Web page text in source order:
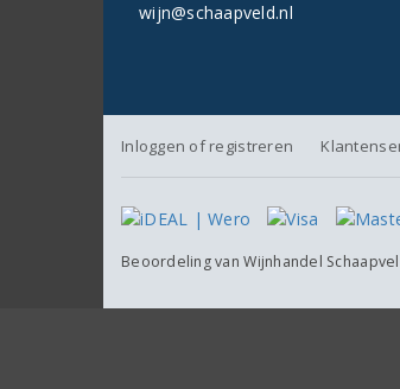
wijn@schaapveld.nl
Inloggen of registreren
Beoordeling vanWijnhandel